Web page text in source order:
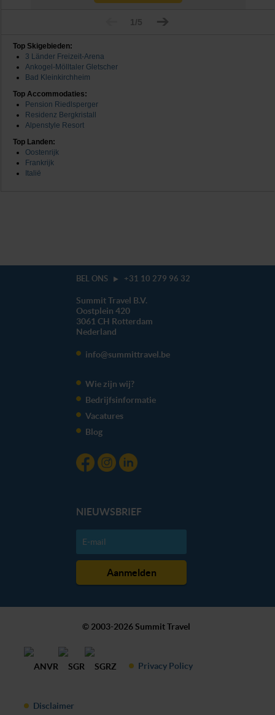
1/5
Top Skigebieden:
3 Länder Freizeit-Arena
Ankogel-Mölltaler Gletscher
Bad Kleinkirchheim
Top Accommodaties:
Pension Riedlsperger
Residenz Bergkristall
Alpenstyle Resort
Top Landen:
Oostenrijk
Frankrijk
Italië
BEL ONS +31 10 279 96 32
Summit Travel B.V.
Oostplein 420
3061 CH Rotterdam
Nederland
info@summittravel.be
Wie zijn wij?
Bedrijfsinformatie
Vacatures
Blog
NIEUWSBRIEF
© 2003-2026 Summit Travel
Privacy Policy
Disclaimer